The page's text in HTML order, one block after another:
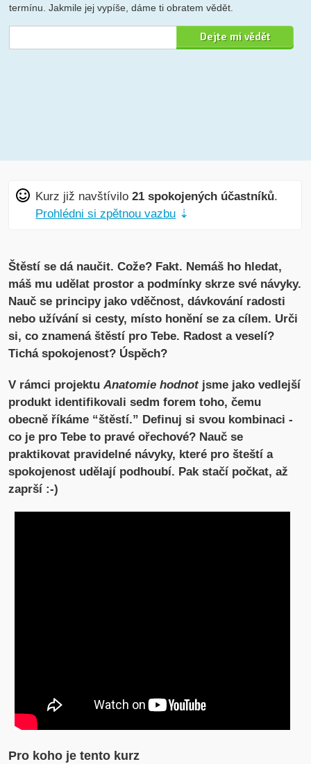
termínu. Jakmile jej vypíše, dáme ti obratem vědět.
Kurz již navštívilo21 spokojených účastníků.
Prohlédni si zpětnou vazbu ⇣
Štěstí se dá naučit. Cože? Fakt. Nemáš ho hledat,
máš mu udělat prostor a podmínky skrze své návyky.
Nauč se principy jako vděčnost, dávkování radosti
nebo užívání si cesty, místo honění se za cílem. Urči
si, co znamená štěstí pro Tebe. Radost a veselí?
Tichá spokojenost? Úspěch?
V rámci projektuAnatomie hodnotjsme jako vedlejší
produkt identifikovali sedm forem toho, čemu
obecně říkáme “štěstí.” Definuj si svou kombinaci -
co je pro Tebe to pravé ořechové? Nauč se
praktikovat pravidelné návyky, které pro šteští a
spokojenost udělají podhoubí. Pak stačí počkat, až
zaprší :-)
Pro koho je tento kurz